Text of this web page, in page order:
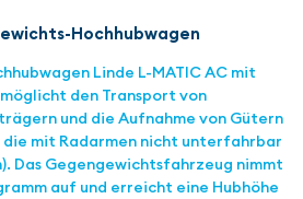
Hochhubwagen
Linde L-MATIC AC mit
den Transport von
und die Aufnahme von Gütern
mit Radarmen nicht unterfahrbar
Das Gegengewichtsfahrzeug nimmt
auf und erreicht eine Hubhöhe